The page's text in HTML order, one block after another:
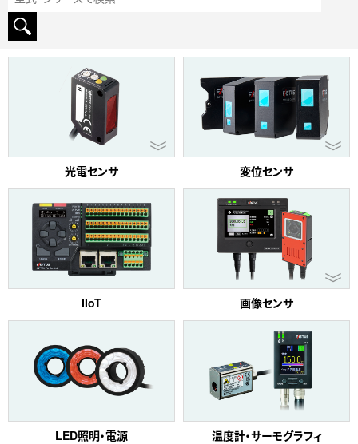
光電センサ 変位センサ
IIoT 画像センサ
LED照明・電源 温度計・サーモグラフィ